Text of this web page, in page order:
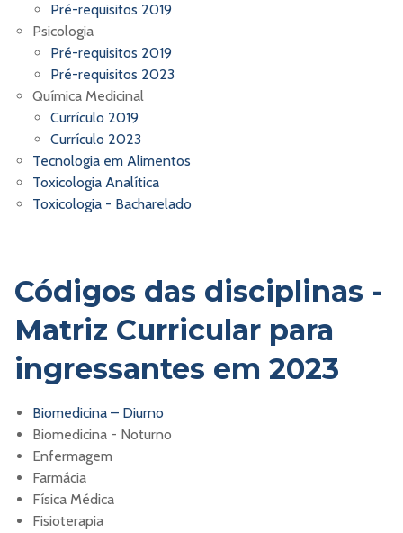
Pré-requisitos 2019
Psicologia
Pré-requisitos 2019
Pré-requisitos 2023
Química Medicinal
Currículo 2019
Currículo 2023
Tecnologia em Alimentos
Toxicologia Analítica
Toxicologia - Bacharelado
Códigos das disciplinas -
Matriz Curricular para
ingressantes em 2023
Biomedicina – Diurno
Biomedicina - Noturno
Enfermagem
Farmácia
Física Médica
Fisioterapia